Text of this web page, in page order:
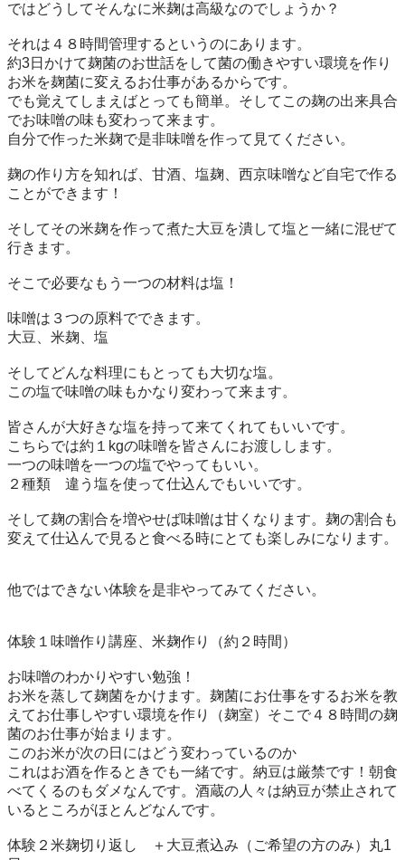
ではどうしてそんなに米麹は高級なのでしょうか？
それは４８時間管理するというのにあります。
約3日かけて麹菌のお世話をして菌の働きやすい環境を作り
お米を麹菌に変えるお仕事があるからです。
でも覚えてしまえばとっても簡単。そしてこの麹の出来具合
でお味噌の味も変わって来ます。
自分で作った米麹で是非味噌を作って見てください。
麹の作り方を知れば、甘酒、塩麹、西京味噌など自宅で作る
ことができます！
そしてその米麹を作って煮た大豆を潰して塩と一緒に混ぜて
行きます。
そこで必要なもう一つの材料は塩！
味噌は３つの原料でできます。
大豆、米麹、塩
そしてどんな料理にもとっても大切な塩。
この塩で味噌の味もかなり変わって来ます。
皆さんが大好きな塩を持って来てくれてもいいです。
こちらでは約１kgの味噌を皆さんにお渡しします。
一つの味噌を一つの塩でやってもいい。
２種類　違う塩を使って仕込んでもいいです。
そして麹の割合を増やせば味噌は甘くなります。麹の割合も
変えて仕込んで見ると食べる時にとても楽しみになります。
他ではできない体験を是非やってみてください。
体験１味噌作り講座、米麹作り（約２時間）
お味噌のわかりやすい勉強！
お米を蒸して麹菌をかけます。麹菌にお仕事をするお米を教
えてお仕事しやすい環境を作り（麹室）そこで４８時間の麹
菌のお仕事が始まります。
このお米が次の日にはどう変わっているのか
これはお酒を作るときでも一緒です。納豆は厳禁です！朝食
べてくるのもダメなんです。酒蔵の人々は納豆が禁止されて
いるところがほとんどなんです。
体験２米麹切り返し　＋大豆煮込み（ご希望の方のみ）丸1